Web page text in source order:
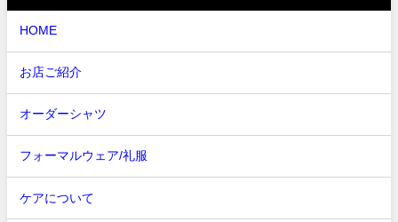
HOME
お店ご紹介
オーダーシャツ
フォーマルウェア/礼服
ケアについて